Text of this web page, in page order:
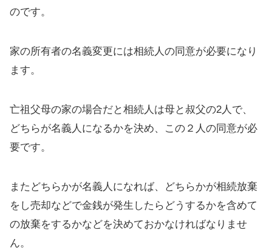
のです。
家の所有者の名義変更には相続人の同意が必要になり
ます。
亡祖父母の家の場合だと相続人は母と叔父の2人で、
どちらが名義人になるかを決め、この２人の同意が必
要です。
またどちらかが名義人になれば、どちらかが相続放棄
をし売却などで金銭が発生したらどうするかを含めて
の放棄をするかなどを決めておかなければなりませ
ん。